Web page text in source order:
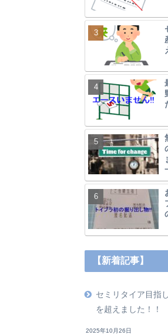
【新着記事】
セミリタイア目指
を超えました！！
2025年10月26日